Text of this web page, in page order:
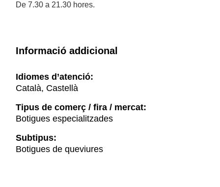
De 7.30 a 21.30 hores.
Informació addicional
Idiomes d’atenció:
Català, Castellà
Tipus de comerç / fira / mercat:
Botigues especialitzades
Subtipus:
Botigues de queviures